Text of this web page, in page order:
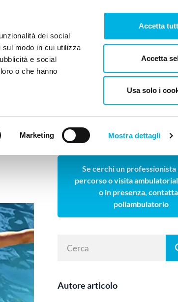
dei social
modo in cui utilizza
e social
o che hanno
Marketing Mostra dettagli
Accetta
Accetta
Usa solo i
Tesi e pubblicazioni Lavora con
rTMS Blog
Cerchi un professionista
Se cerchi un professionista
percorso o visita
o in presenza,
poliambulatorio
Autore articolo